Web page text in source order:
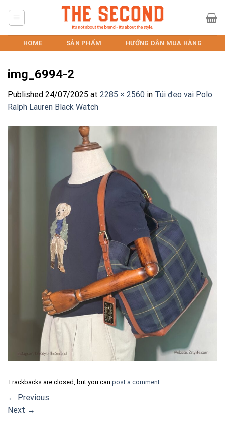
HOME SẢN PHẨM HƯỚNG DẪN MUA HÀNG
img_6994-2
Published 24/07/2025 at 2285 × 2560 in Túi đeo vai Polo
Ralph Lauren Black Watch
Trackbacks are closed, but you can post a comment
← Previous
Next →